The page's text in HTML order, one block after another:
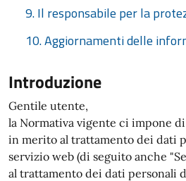
9. Il responsabile per la
10. Aggiornamenti delle
Introduzione
Gentile utente,
la Normativa vigente ci impone
in merito al trattamento dei dati
servizio web (di seguito anche
al trattamento dei dati